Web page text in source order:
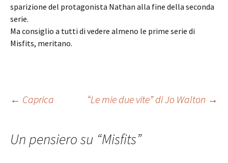
sparizione del protagonista Nathan alla fine della seconda
serie.
Ma consiglio a tutti di vedere almeno le prime serie di
Misfits, meritano.
Navigazione
articolo
← Caprica “Le mie due vite” di Jo Walton →
Un pensiero su “Misfits”